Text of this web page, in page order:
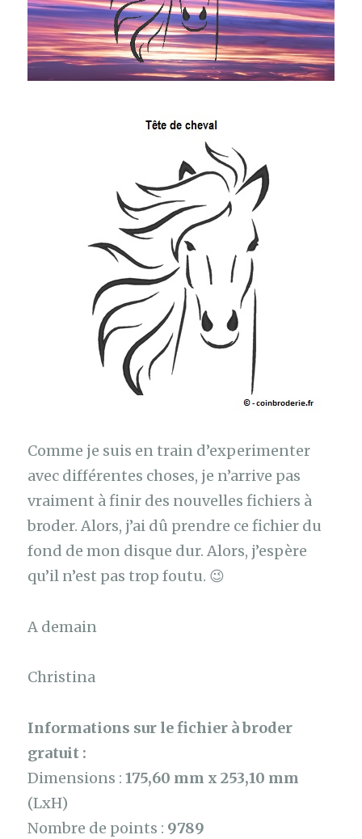
Comme je suis en train d’experimenter
avec différentes choses, je n’arrive pas
vraiment à finir des nouvelles fichiers à
broder. Alors, j’ai dû prendre ce fichier du
fond de mon disque dur. Alors, j’espère
qu’il n’est pas trop foutu. 😉
A demain
Christina
Informations sur le fichier à broder
gratuit :
Dimensions :175,60 mm x 253,10 mm
(LxH)
Nombre de points : 9789